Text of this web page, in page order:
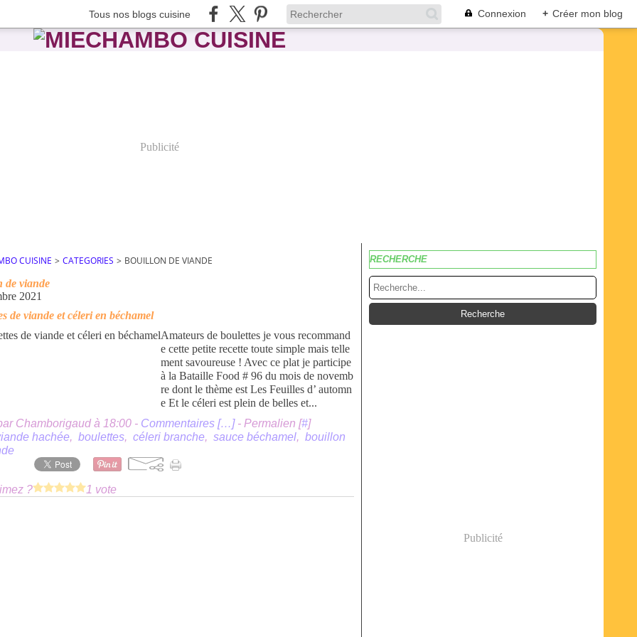
Tous nos blogs cuisine Connexion + Créer mon blog
Publicité
CUISINE > CATEGORIES > BOUILLON DE VIANDE
de viande
2021
de viande et céleri en béchamel
Amateurs de boulettes je vous recommand
e cette petite recette toute simple mais telle
ment savoureuse ! Avec ce plat je participe
à la Bataille Food # 96 du mois de novemb
re dont le thème est Les Feuilles d’ automn
e Et le céleri est plein de belles et...
Chamborigaud à 18:00 - Commentaires […]- Permalien [#]
hachée, boulettes, céleri branche, sauce béchamel, bouillon
? 1 vote
RECHERCHE
Publicité